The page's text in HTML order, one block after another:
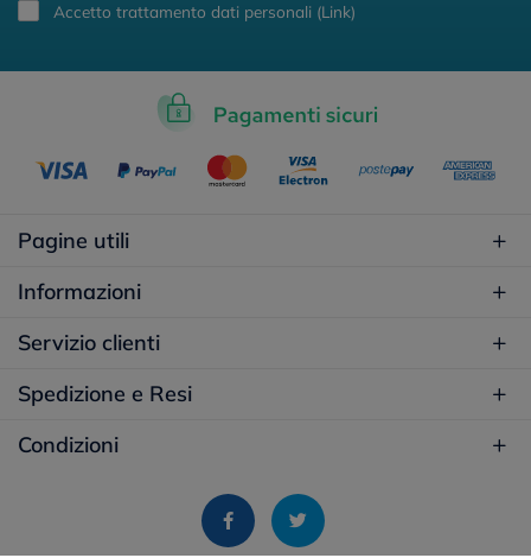
Accetto trattamento dati personali (Link)
Pagine utili
Informazioni
Servizio clienti
Spedizione e Resi
Condizioni